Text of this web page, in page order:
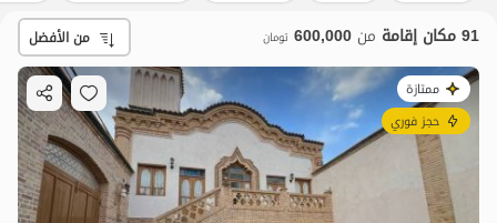
91 مكان إقامة من 600,000 تومان من الأفضل
ممتازة
حجز فوري